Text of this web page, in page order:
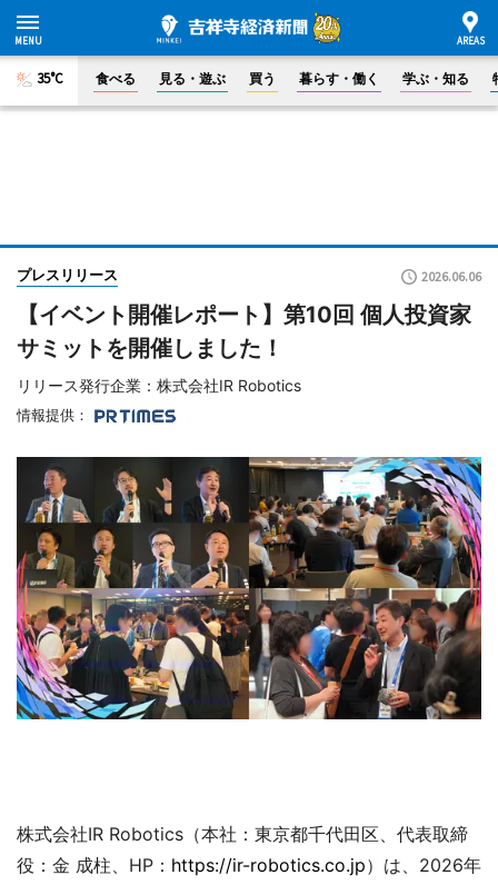
35°C 食べる 見る・遊ぶ 買う 暮らす・働く 学ぶ・知る
プレスリリース 2026.06.06
【イベント開催レポート】第10回 個人投資家
サミットを開催しました！
リリース発行企業：株式会社IR Robotics
情報提供：
株式会社IR Robotics（本社：東京都千代田区、代表取締
役：金 成柱、HP： https://ir-robotics.co.jp）は、2026年